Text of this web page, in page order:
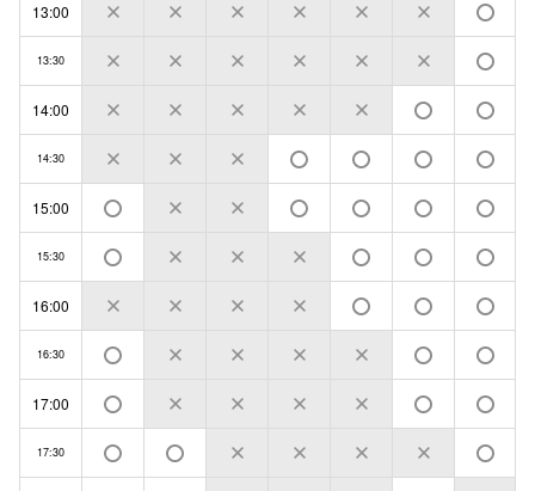
13:00
13:30
14:00
14:30
15:00
15:30
16:00
16:30
17:00
17:30